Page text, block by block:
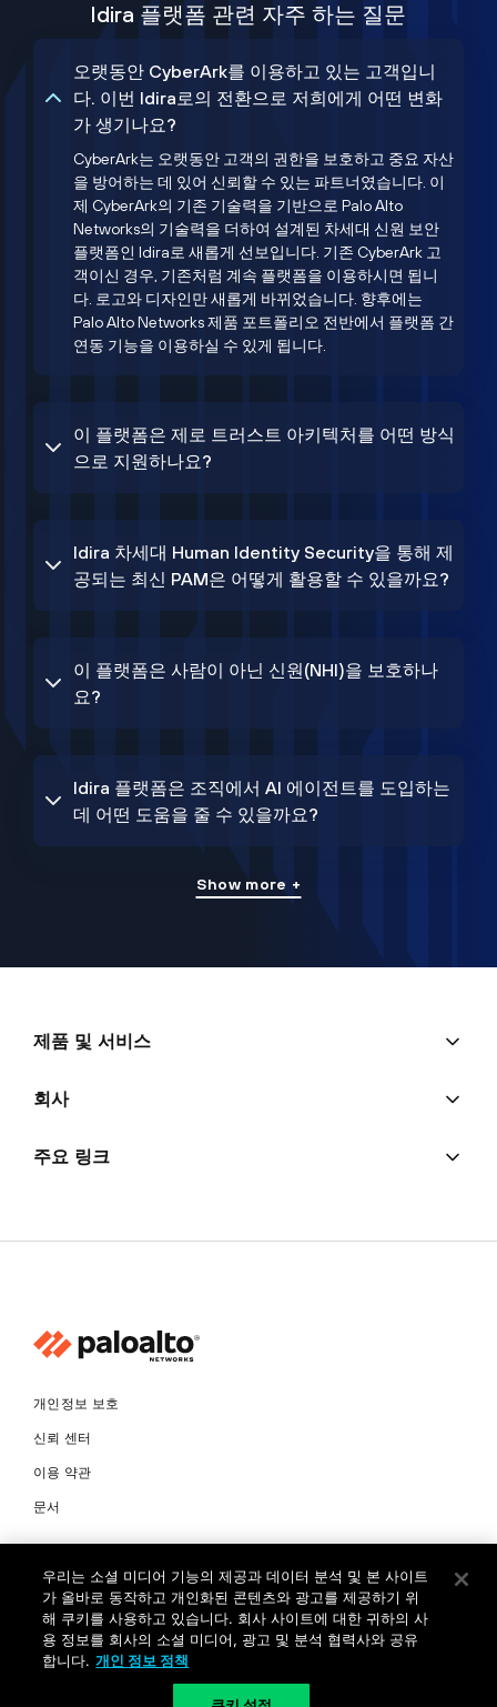
Idira 플랫폼 관련 자주 하는 질문
오랫동안 CyberArk를 이용하고 있는 고객입니
다. 이번 Idira로의 전환으로 저희에게 어떤 변화
가 생기나요?
CyberArk는 오랫동안 고객의 권한을 보호하고 중요 자산
을 방어하는 데 있어 신뢰할 수 있는 파트너였습니다. 이
제 CyberArk의 기존 기술력을 기반으로 Palo Alto
Networks의 기술력을 더하여 설계된 차세대 신원 보안
플랫폼인 Idira로 새롭게 선보입니다. 기존 CyberArk 고
객이신 경우, 기존처럼 계속 플랫폼을 이용하시면 됩니
다. 로고와 디자인만 새롭게 바뀌었습니다. 향후에는
Palo Alto Networks 제품 포트폴리오 전반에서 플랫폼 간
연동 기능을 이용하실 수 있게 됩니다.
이 플랫폼은 제로 트러스트 아키텍처를 어떤 방식
으로 지원하나요?
Idira 차세대 Human Identity Security을 통해 제
공되는 최신 PAM은 어떻게 활용할 수 있을까요?
이 플랫폼은 사람이 아닌 신원(NHI)을 보호하나
요?
Idira 플랫폼은 조직에서 AI 에이전트를 도입하는
데 어떤 도움을 줄 수 있을까요?
Show more +
제품 및 서비스
회사
주요 링크
개인정보 보호
신뢰 센터
이용 약관
문서
Networks Korea, Ltd. All rights reserved. 여러 가지 상표에 대한
소유권은 각 소유자에게 있습니다. 사업자 등록번호: 120-87-72963.
대표자 : 제프리찰스트루 서울특별시 서초구 서초대로74길 4, 1층 (삼성
생명 서초타워) TEL: +82-2-568-4353
우리는 소셜 미디어 기능의 제공과 데이터 분석 및 본 사이트
가 올바로 동작하고 개인화된 콘텐츠와 광고를 제공하기 위
해 쿠키를 사용하고 있습니다. 회사 사이트에 대한 귀하의 사
용 정보를 회사의 소셜 미디어, 광고 및 분석 협력사와 공유
합니다. 개인 정보 정책